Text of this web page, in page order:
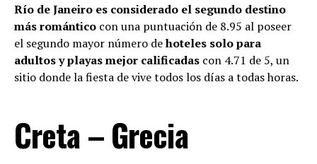
Río de Janeiro es considerado el segundo destino
más romántico con una puntuación de 8.95 al poseer
el segundo mayor número dehoteles solo para
adultos y playas mejor calificadas con 4.71 de 5, un
sitio donde la fiesta de vive todos los días a todas horas.
Creta – Grecia